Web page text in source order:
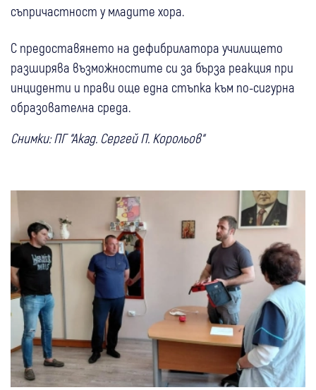
съпричастност у младите хора.
С предоставянето на дефибрилатора училището
разширява възможностите си за бърза реакция при
инциденти и прави още една стъпка към по-сигурна
образователна среда.
Снимки: ПГ “Акад. Сергей П. Корольов“